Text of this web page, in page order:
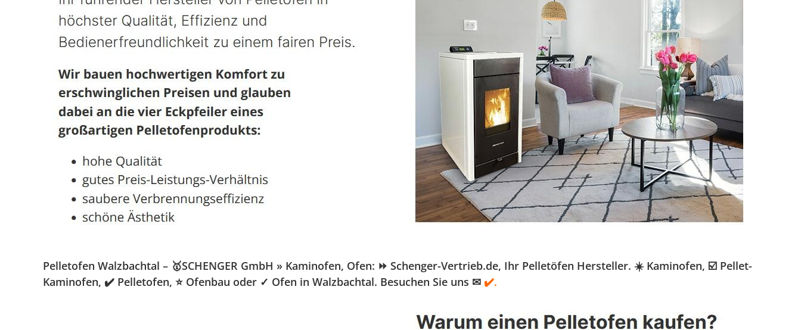
Pelletofen Walzbachtal – 🥇SCHENGER GmbH » Kaminofen, Ofen: ⏩ Schenger-Vertrieb.de, Ihr Pelletöfen Hersteller. ☀️ Kaminofen, ☑️ Pellet-
Kaminofen, ✔️ Pelletofen, ⭐ Ofenbau oder ✓ Ofen in Walzbachtal. Besuchen Sie uns ✉ ✔️.